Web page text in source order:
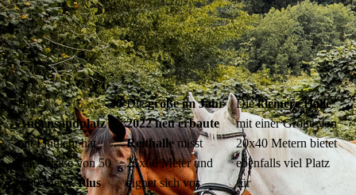
Der
Außensandplatz
mit Flutlicht hat
eine Größe von 50
x 80 Meter.Plus
Diegroße im Jahr
2022 neu erbaute
Reithallemisst
25x60 Meter und
eignet sich vor
Diekleinere Halle
mit einer Größe von
20x40 Metern bietet
ebenfalls viel Platz
für